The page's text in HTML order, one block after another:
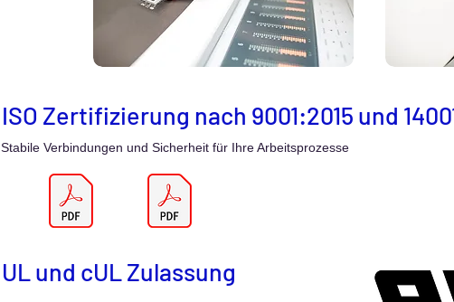
ISO Zertifizierung nach 9001:2015 und
Stabile Verbindungen und Sicherheit für Ihre Arbeitsprozesse
UL und cUL Zulassung